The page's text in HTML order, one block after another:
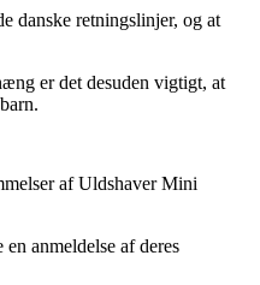
danske retningslinjer, og at
er det desuden vigtigt, at
af Uldshaver Mini
anmeldelse af deres